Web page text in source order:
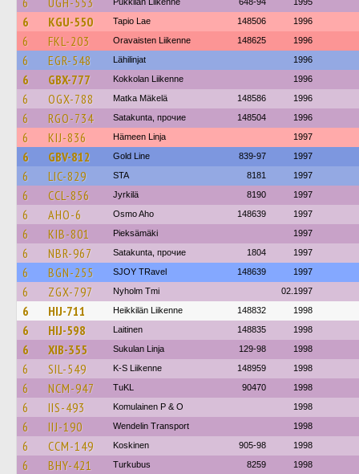
6 KGU-550 Tapio Lae 148506 1996
6 FKL-203 Oravaisten Liikenne 148625 1996
6 EGR-548 Lähilinjat 1996
6 GBX-777 Kokkolan Liikenne 1996
6 OGX-788 Matka Mäkelä 148586 1996
6 RGO-734 Satakunta, прочие 148504 1996
6 KIJ-836 Hämeen Linja 1997
6 GBV-812 Gold Line 839-97 1997
6 LIC-829 STA 8181 1997
6 CCL-856 Jyrkilä 8190 1997
6 AHO-6 Osmo Aho 148639 1997
6 KIB-801 Pieksämäki 1997
6 NBR-967 Satakunta, прочие 1804 1997
6 BGN-255 SJOY TRavel 148639 1997
6 ZGX-797 Nyholm Tmi 02.1997
6 HIJ-711 Heikkilän Liikenne 148832 1998
6 HIJ-598 Laitinen 148835 1998
6 XIB-355 Sukulan Linja 129-98 1998
6 SIL-549 K-S Liikenne 148959 1998
6 NCM-947 TuKL 90470 1998
6 IIS-493 Komulainen P & O 1998
6 IIJ-190 Wendelin Transport 1998
6 CCM-149 Koskinen 905-98 1998
6 BHY-421 Turkubus 8259 1998